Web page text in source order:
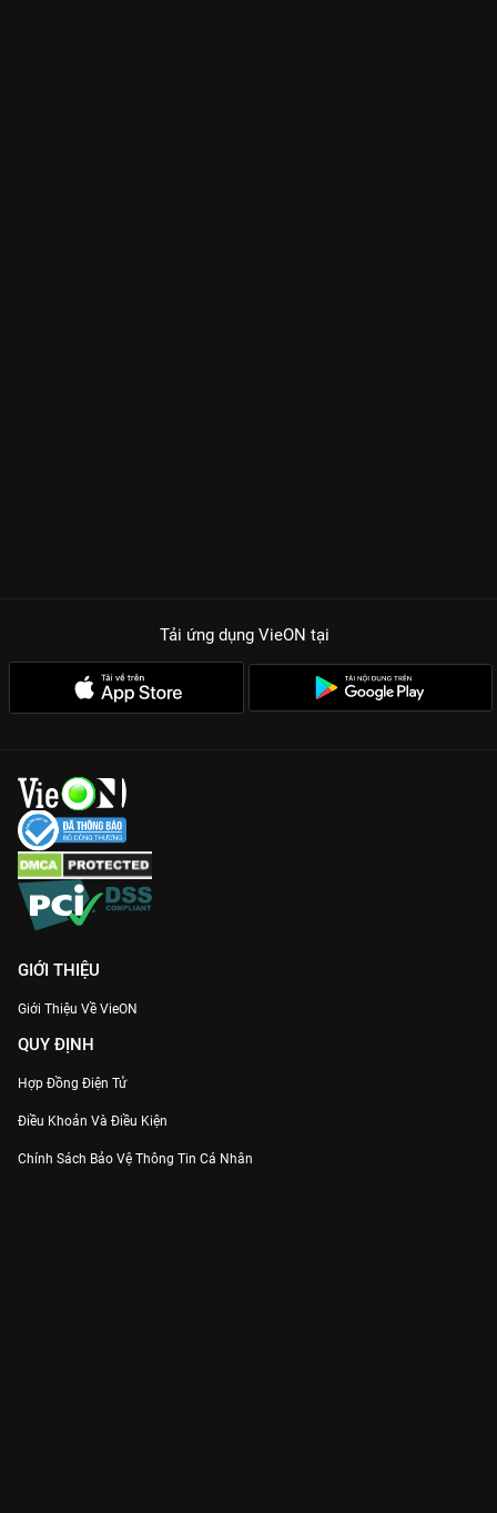
Tải ứng dụng VieON tại
GIỚI THIỆU
Giới Thiệu Về VieON
QUY ĐỊNH
Hợp Đồng Điện Tử
Điều Khoản Và Điều Kiện
Chính Sách Bảo Vệ Thông Tin Cá Nhân